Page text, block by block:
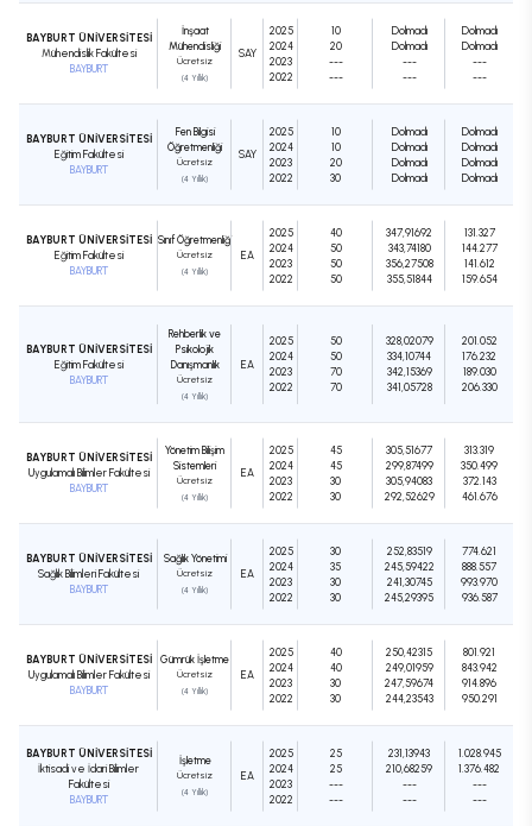
BAYBURT ÜNİVERSİTESİ
Mühendislik Fakültesi
BAYBURT
İnşaat
Mühendisliği
Ücretsiz
(4 Yıllık)
SAY
2025
2024
2023
2022
10
20
---
---
Dolmadı
Dolmadı
---
---
Dolmadı
Dolmadı
---
---
BAYBURT ÜNİVERSİTESİ
Eğitim Fakültesi
BAYBURT
Fen Bilgisi
Öğretmenliği
Ücretsiz
(4 Yıllık)
SAY
2025
2024
2023
2022
10
10
20
30
Dolmadı
Dolmadı
Dolmadı
Dolmadı
Dolmadı
Dolmadı
Dolmadı
Dolmadı
BAYBURT ÜNİVERSİTESİ
Eğitim Fakültesi
BAYBURT
Sınıf Öğretmenliği
Ücretsiz
(4 Yıllık)
EA
2025
2024
2023
2022
40
50
50
50
347,91692
343,74180
356,27508
355,51844
131.327
144.277
141.612
159.654
BAYBURT ÜNİVERSİTESİ
Eğitim Fakültesi
BAYBURT
Rehberlik ve
Psikolojik
Danışmanlık
Ücretsiz
(4 Yıllık)
EA
2025
2024
2023
2022
50
50
70
70
328,02079
334,10744
342,15369
341,05728
201.052
176.232
189.030
206.330
BAYBURT ÜNİVERSİTESİ
Uygulamalı Bilimler Fakültesi
BAYBURT
Yönetim Bilişim
Sistemleri
Ücretsiz
(4 Yıllık)
EA
2025
2024
2023
2022
45
45
30
30
305,51677
299,87499
305,94083
292,52629
313.319
350.499
372.143
461.676
BAYBURT ÜNİVERSİTESİ
Sağlık Bilimleri Fakültesi
BAYBURT
Sağlık Yönetimi
Ücretsiz
(4 Yıllık)
EA
2025
2024
2023
2022
30
35
30
30
252,83519
245,59422
241,30745
245,29395
774.621
888.557
993.970
936.587
BAYBURT ÜNİVERSİTESİ
Uygulamalı Bilimler Fakültesi
BAYBURT
Gümrük İşletme
Ücretsiz
(4 Yıllık)
EA
2025
2024
2023
2022
40
40
30
30
250,42315
249,01959
247,59674
244,23543
801.921
843.942
914.896
950.291
BAYBURT ÜNİVERSİTESİ
İktisadi ve İdari Bilimler
Fakültesi
BAYBURT
İşletme
Ücretsiz
(4 Yıllık)
EA
2025
2024
2023
2022
25
25
---
---
231,13943
210,68259
---
---
1.028.945
1.376.482
---
---